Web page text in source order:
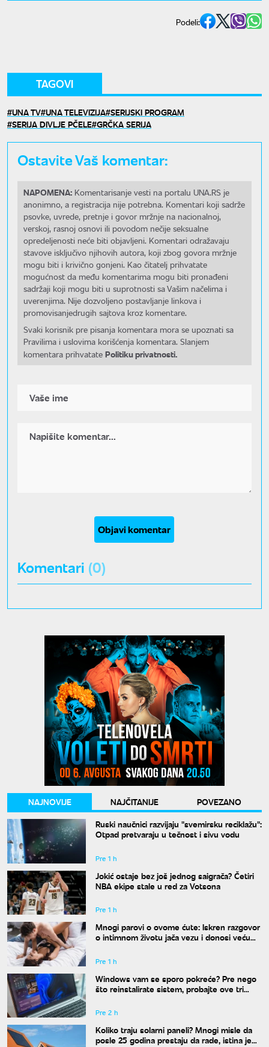
Podeli:
TAGOVI
UNA TV UNA TELEVIZIJA SERIJSKI PROGRAM
SERIJA DIVLJE PČELE GRČKA SERIJA
Ostavite Vaš komentar:
NAPOMENA: Komentarisanje vesti na portalu UNA.RS je
anonimno, a registracija nije potrebna. Komentari koji sadrže
psovke, uvrede, pretnje i govor mržnje na nacionalnoj,
verskoj, rasnoj osnovi ili povodom nečije seksualne
opredeljenosti neće biti objavljeni. Komentari odražavaju
stavove isključivo njihovih autora, koji zbog govora mržnje
mogu biti i krivično gonjeni. Kao čitatelj prihvatate
mogućnost da među komentarima mogu biti pronađeni
sadržaji koji mogu biti u suprotnosti sa Vašim načelima i
uverenjima. Nije dozvoljeno postavljanje linkova i
promovisanjedrugih sajtova kroz komentare.
Svaki korisnik pre pisanja komentara mora se upoznati sa
Pravilima i uslovima korišćenja komentara. Slanjem
komentara prihvatate Politiku privatnosti.
Objavi komentar
Komentari (0)
NAJNOVIJE NAJČITANIJE
POVEZANO
Ruski naučnici razvijaju "svemirsku reciklažu":
Otpad pretvaraju u tečnost i sivu vodu
Pre 1 h
Jokić ostaje bez još jednog saigrača? Četiri
NBA ekipe stale u red za Votsona
Pre 1 h
Mnogi parovi o ovome ćute: Iskren razgovor
o intimnom životu jača vezu i donosi veću
Pre 1 h
Windows vam se sporo pokreće? Pre nego
što reinstalirate sistem, probajte ove tri
Pre 2 h
Koliko traju solarni paneli? Mnogi misle da
posle 25 godina prestaju da rade, istina je